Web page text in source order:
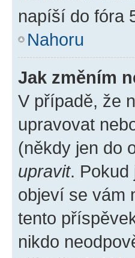
napíší do fóra
Nahoru
Jak změním
V případě, že
upravovat
(někdy jen do
upravit. Pokud
objeví se vám
tento
nikdo